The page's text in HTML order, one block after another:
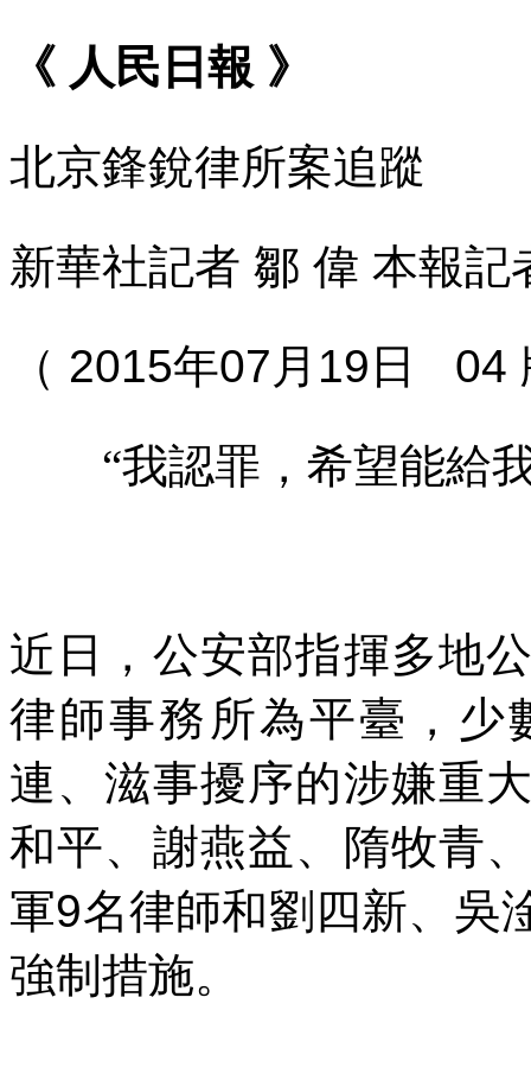
《 人民日報 》
北京鋒銳律所案追蹤
新華社記者 鄒 偉 本報記
（ 2015年07 月 19 日 04
“我認罪，希望能給我
近日，公安部指揮多地
律師事務所為平臺，少
連、滋事擾序的涉嫌重
和平、謝燕益、隋牧青
軍9名律師和劉四新、吳
強制措施。